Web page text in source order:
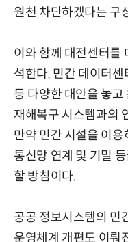
원천 차단하겠다는 구
이와 함께 대전센터를
석한다. 민간 데이터
등 다양한 대안을 놓고
재해복구 시스템과의
만약 민간 시설을 이
통신망 연계 및 기밀
할 방침이다.
공공 정보시스템의 민
운영체계 개편도 이뤄